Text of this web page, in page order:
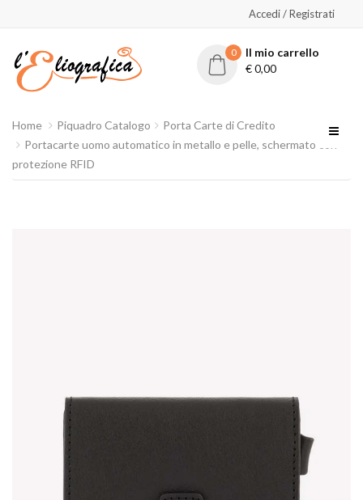
Accedi / Registrati
0
Il mio carrello
€0,00
Home Piquadro Catalogo
Porta Carte di Credito
Portacarte uomo automatico in metallo e pelle, schermato con
protezione RFID